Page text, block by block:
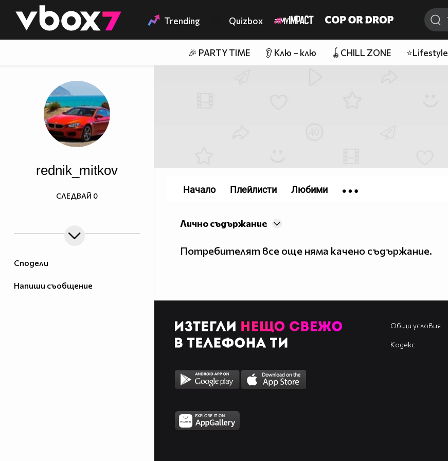
👾 Trending Quizbox
🎉 PARTY TIME 👂 Клю – клю 🪀CHILL ZONE ⭐Lifestyle
Сподели
Напиши съобщение
rednik_mitkov
СЛЕДВАЙ 0
Лично съдържание
Потребителят все още няма качено съдържание.
Начало Плейлисти Любими
Общи условия
Кодекс